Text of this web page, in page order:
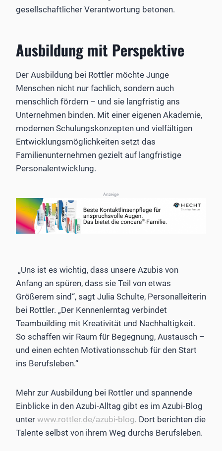
gesellschaftlicher Verantwortung betonen.
Ausbildung mit Perspektive
Der Ausbildung bei Rottler möchte Junge
Menschen nicht nur fachlich, sondern auch
menschlich fördern – und sie langfristig ans
Unternehmen binden. Mit einer eigenen Akademie,
modernen Schulungskonzepten und vielfältigen
Entwicklungsmöglichkeiten setzt das
Familienunternehmen gezielt auf langfristige
Personalentwicklung.
Anzeige
„Uns ist es wichtig, dass unsere Azubis von
Anfang an spüren, dass sie Teil von etwas
Größerem sind“, sagt Julia Schulte, Personalleiterin
bei Rottler. „Der Kennenlerntag verbindet
Teambuilding mit Kreativität und Nachhaltigkeit.
So schaffen wir Raum für Begegnung, Austausch –
und einen echten Motivationsschub für den Start
ins Berufsleben.“
Mehr zur Ausbildung bei Rottler und spannende
Einblicke in den Azubi-Alltag gibt es im Azubi-Blog
unter www.rottler.de/azubi-blog. Dort berichten die
Talente selbst von ihrem Weg durchs Berufsleben.